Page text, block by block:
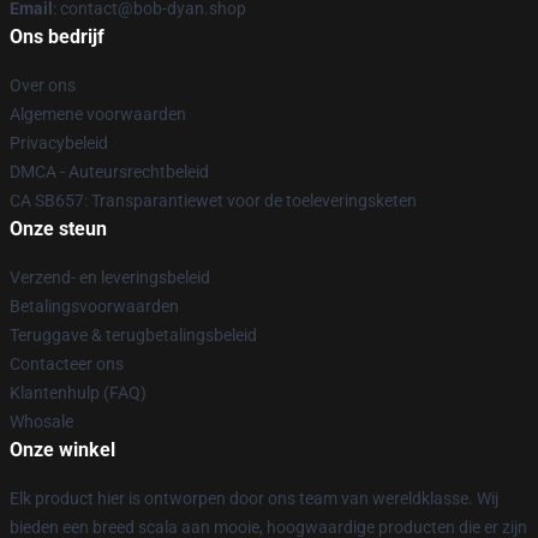
Email : contact@bob-dyan.shop
Ons bedrijf
Over ons
Algemene voorwaarden
Privacybeleid
DMCA - Auteursrechtbeleid
CA SB657: Transparantiewet voor de toeleveringsketen
Onze steun
Verzend- en leveringsbeleid
Betalingsvoorwaarden
Teruggave & terugbetalingsbeleid
Contacteer ons
Klantenhulp (FAQ)
Whosale
Onze winkel
Elk product hier is ontworpen door ons team van wereldklasse. Wij
bieden een breed scala aan mooie, hoogwaardige producten die er zijn